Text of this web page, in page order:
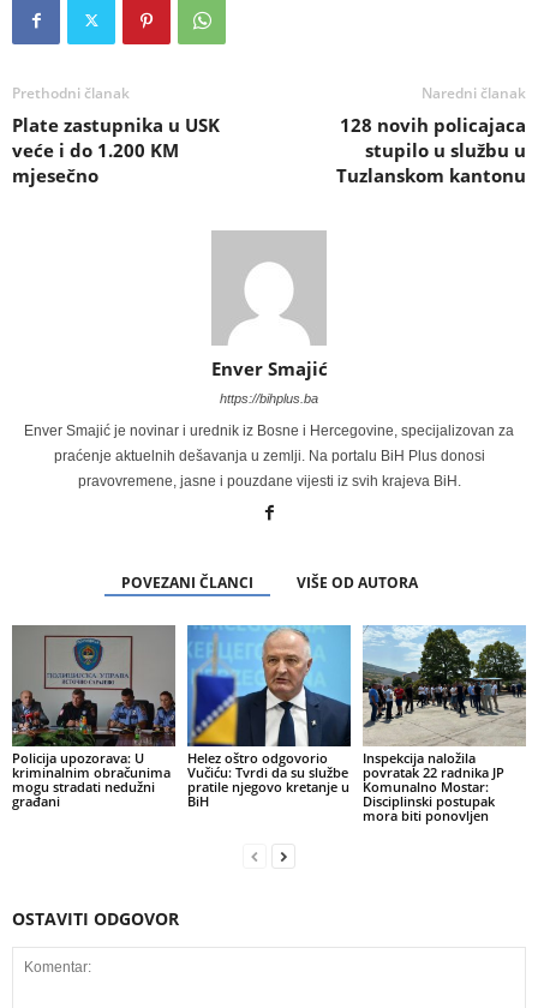
Prethodni članak
Plate zastupnika u USK
veće i do 1.200 KM
mjesečno
Naredni članak
128 novih policajaca
stupilo u službu u
Tuzlanskom kantonu
Enver Smajić
https://bihplus.ba
Enver Smajić je novinar i urednik iz Bosne i Hercegovine, specijalizovan za
praćenje aktuelnih dešavanja u zemlji. Na portalu BiH Plus donosi
pravovremene, jasne i pouzdane vijesti iz svih krajeva BiH.
POVEZANI ČLANCI VIŠE OD AUTORA
Policija upozorava: U
kriminalnim obračunima
mogu stradati nedužni
građani
Helez oštro odgovorio
Vučiću: Tvrdi da su službe
pratile njegovo kretanje u
BiH
Inspekcija naložila
povratak 22 radnika JP
Komunalno Mostar:
Disciplinski postupak
mora biti ponovljen
OSTAVITI ODGOVOR